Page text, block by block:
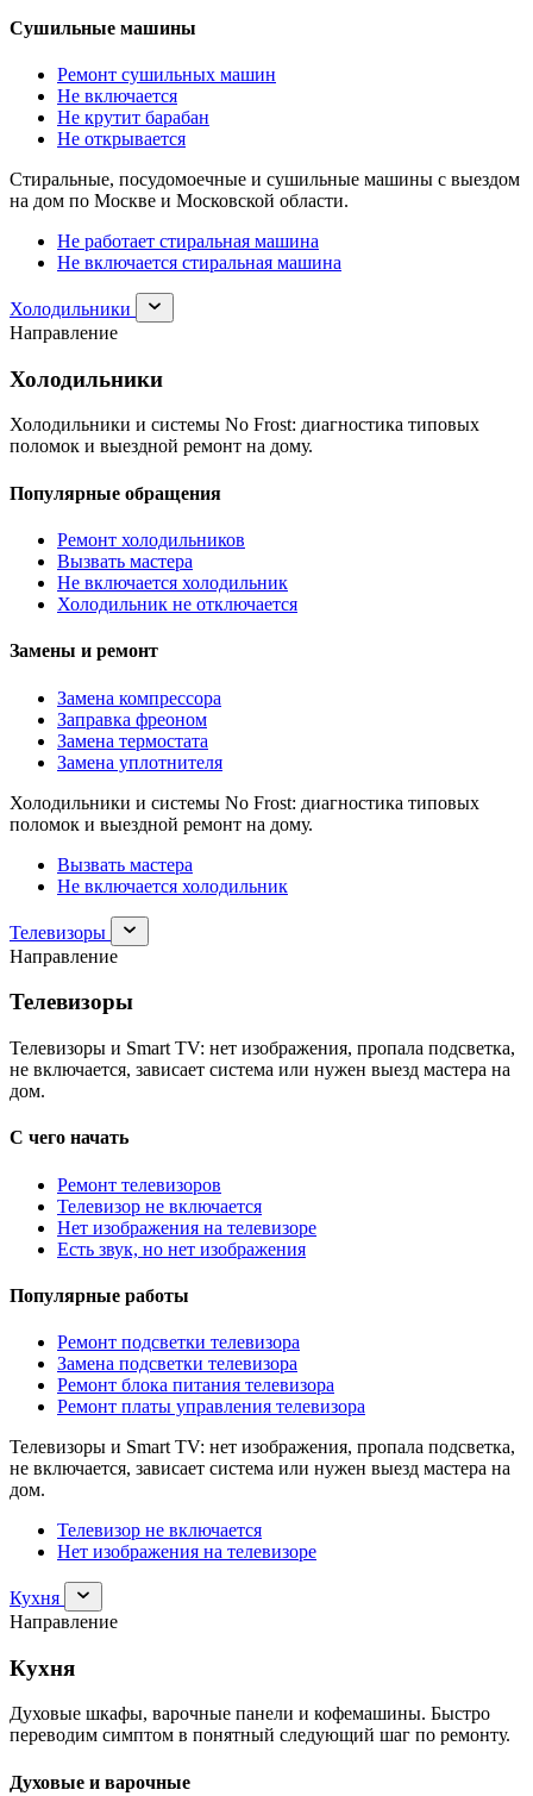
Сушильные машины
Ремонт сушильных машин
Не включается
Не крутит барабан
Не открывается
Стиральные, посудомоечные и сушильные машины с выездом
на дом по Москве и Московской области.
Не работает стиральная машина
Не включается стиральная машина
Холодильники
Раскрыть
раздел
Направление
Холодильники
Холодильники и системы No Frost: диагностика типовых
поломок и выездной ремонт на дому.
Популярные обращения
Ремонт холодильников
Вызвать мастера
Не включается холодильник
Холодильник не отключается
Замены и ремонт
Замена компрессора
Заправка фреоном
Замена термостата
Замена уплотнителя
Холодильники и системы No Frost: диагностика типовых
поломок и выездной ремонт на дому.
Вызвать мастера
Не включается холодильник
Телевизоры
Раскрыть
раздел
Направление
Телевизоры
Телевизоры и Smart TV: нет изображения, пропала подсветка,
не включается, зависает система или нужен выезд мастера на
дом.
С чего начать
Ремонт телевизоров
Телевизор не включается
Нет изображения на телевизоре
Есть звук, но нет изображения
Популярные работы
Ремонт подсветки телевизора
Замена подсветки телевизора
Ремонт блока питания телевизора
Ремонт платы управления телевизора
Телевизоры и Smart TV: нет изображения, пропала подсветка,
не включается, зависает система или нужен выезд мастера на
дом.
Телевизор не включается
Нет изображения на телевизоре
Кухня
Раскрыть
раздел
Кухня
Направление
Кухня
Духовые шкафы, варочные панели и кофемашины. Быстро
переводим симптом в понятный следующий шаг по ремонту.
Духовые и варочные